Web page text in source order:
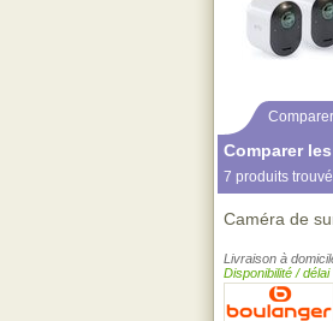
Comparer
7 produits
Caméra de
Livraison à
Disponibilité /